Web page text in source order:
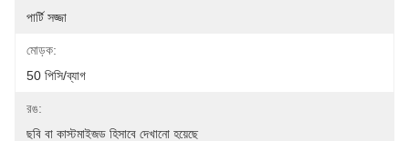
পার্টি সজ্জা
মোড়ক:
50 পিসি/ব্যাগ
রঙ:
ছবি বা কাস্টমাইজড হিসাবে দেখানো হয়েছে